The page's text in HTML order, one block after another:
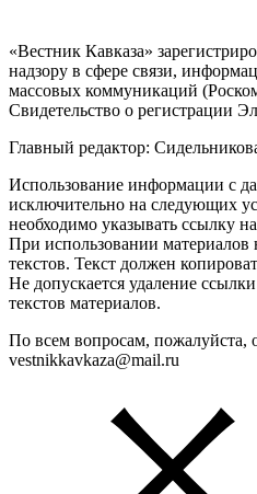
«Вестник Кавказа»
надзору в сфере связи,
массовых коммуникаций
Свидетельство о регистрации
Главный редактор:
Использование информации с
исключительно на следующих
необходимо указывать ссылку
При использовании материалов
текстов. Текст должен
Не допускается удаление
текстов материалов.
По всем вопросам, пожалуйста,
vestnikkavkaza@mail.ru